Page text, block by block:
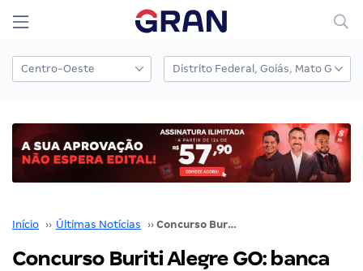
Início ›› Últimas Notícias ›› Concurso Buriti Alegre GO: banca contratada; confira os detalhes!
Concurso Buriti Alegre GO: banca